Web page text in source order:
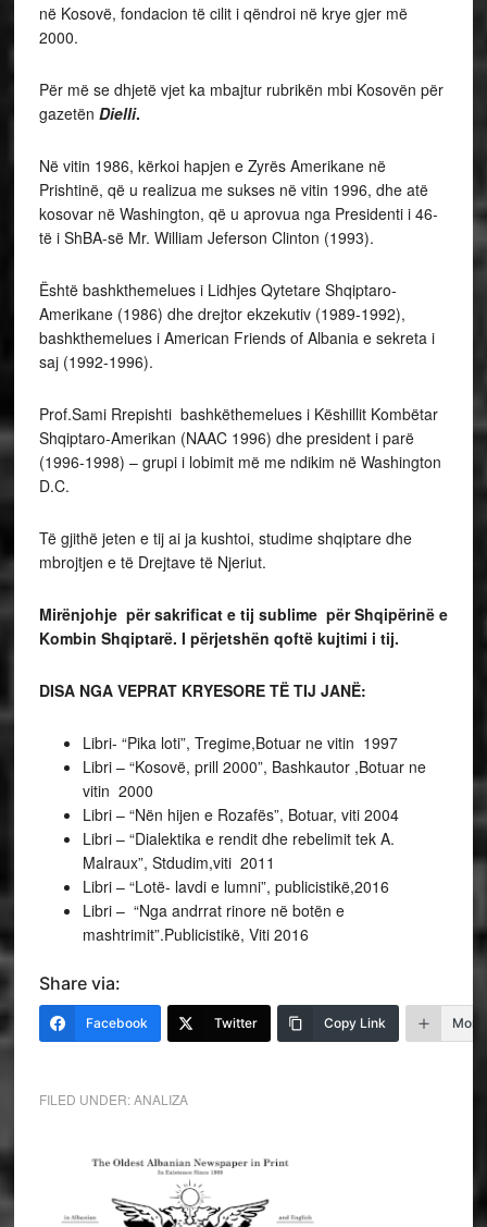
në Kosovë, fondacion të cilit i qëndroi në krye gjer më
2000.
Për më se dhjetë vjet ka mbajtur rubrikën mbi Kosovën për
gazetën Dielli.
Në vitin 1986, kërkoi hapjen e Zyrës Amerikane në
Prishtinë, që u realizua me sukses në vitin 1996, dhe atë
kosovar në Washington, që u aprovua nga Presidenti i 46-
të i ShBA-së Mr. William Jeferson Clinton (1993).
Është bashkthemelues i Lidhjes Qytetare Shqiptaro-
Amerikane (1986) dhe drejtor ekzekutiv (1989-1992),
bashkthemelues i American Friends of Albania e sekreta i
saj (1992-1996).
Prof.Sami Rrepishti bashkëthemelues i Këshillit Kombëtar
Shqiptaro-Amerikan (NAAC 1996) dhe president i parë
(1996-1998) – grupi i lobimit më me ndikim në Washington
D.C.
Të gjithë jeten e tij ai ja kushtoi, studime shqiptare dhe
mbrojtjen e të Drejtave të Njeriut.
Mirënjohje për sakrificat e tij sublime për Shqipërinë e
Kombin Shqiptarë. I përjetshën qoftë kujtimi i tij.
DISA NGA VEPRAT KRYESORE TË TIJ JANË:
Libri- “Pika loti”, Tregime,Botuar ne vitin 1997
Libri – “Kosovë, prill 2000”, Bashkautor ,Botuar ne
vitin 2000
Libri – “Nën hijen e Rozafës”, Botuar, viti 2004
Libri – “Dialektika e rendit dhe rebelimit tek A.
Malraux”, Stdudim,viti 2011
Libri – “Lotë- lavdi e lumni”, publicistikë,2016
Libri – “Nga andrrat rinore në botën e
mashtrimit”.Publicistikë, Viti 2016
Share via:
Facebook Twitter Copy Link More
FILED UNDER:ANALIZA